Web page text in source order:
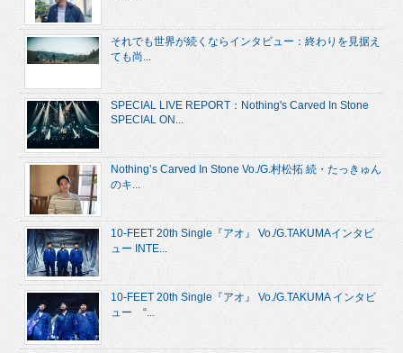
それでも世界が続くならインタビュー：終わりを見据え
ても尚...
SPECIAL LIVE REPORT：Nothing's Carved In Stone
SPECIAL ON...
Nothing’s Carved In Stone Vo./G.村松拓 続・たっきゅん
のキ...
10-FEET 20th Single『アオ』 Vo./G.TAKUMAインタビ
ュー INTE...
10-FEET 20th Single『アオ』 Vo./G.TAKUMA インタビ
ュー “...